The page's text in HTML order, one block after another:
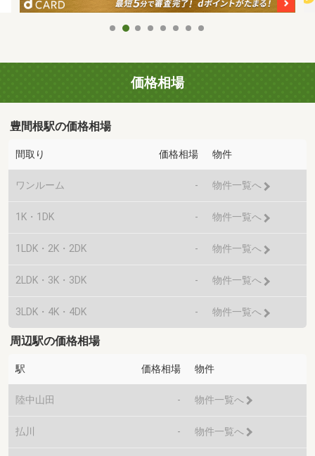
価格相場
豊間根駅の価格相場
間取り 価格相場 物件
ワンルーム - 物件一覧へ
1K・1DK - 物件一覧へ
1LDK・2K・2DK - 物件一覧へ
2LDK・3K・3DK - 物件一覧へ
3LDK・4K・4DK - 物件一覧へ
周辺駅の価格相場
駅 価格相場 物件
陸中山田 - 物件一覧へ
払川 - 物件一覧へ